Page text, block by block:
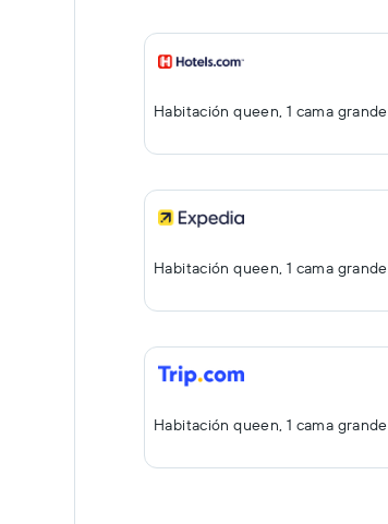
Habitación queen, 1 cama grande
Habitación queen, 1 cama grande
Habitación queen, 1 cama grande